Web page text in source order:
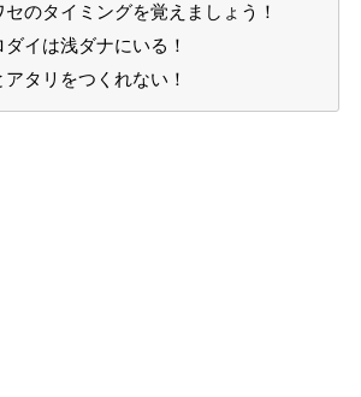
のタイミングを覚えましょう！
イは浅ダナにいる！
タリをつくれない！